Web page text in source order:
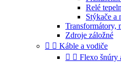
Relé
Stýkače a
Transformátory,
Zdroje záložné
  Káble a vodiče
  Flexo šnúry